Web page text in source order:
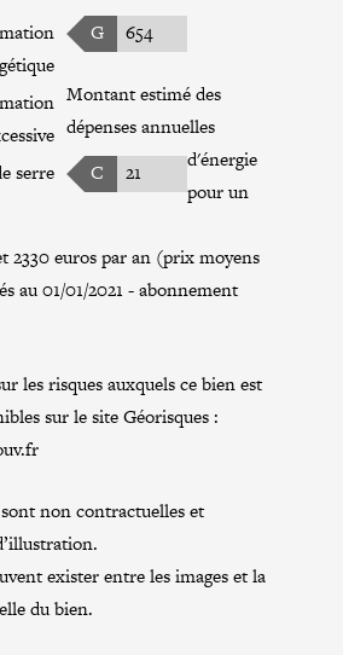
G 654
serre
C 21
Montant estimé des
dépenses annuelles
d'énergie
pour un
2330 euros par an (prix moyens
au 01/01/2021 - abonnement
les risques auxquels ce bien est
sur le site Géorisques :
non contractuelles et
exister entre les images et la
du bien.